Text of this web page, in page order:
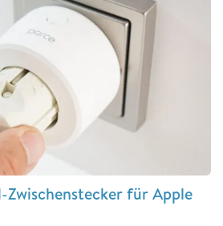
Zwischenstecker für Apple